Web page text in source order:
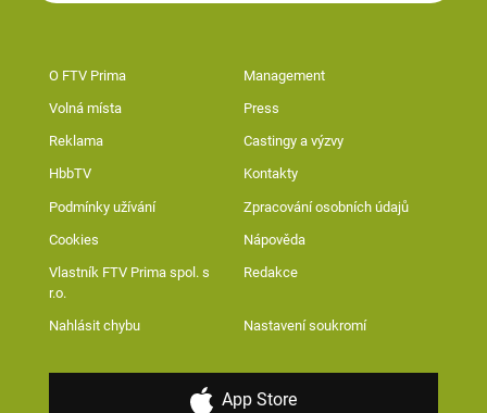
O FTV Prima Management
Volná místa Press
Reklama Castingy a výzvy
HbbTV Kontakty
Podmínky užívání Zpracování osobních údajů
Cookies Nápověda
Vlastník FTV Prima spol. s
r.o.
Redakce
Nahlásit chybu Nastavení soukromí
App Store